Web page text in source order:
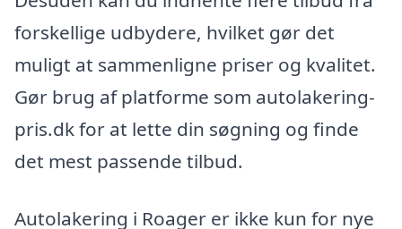
forskellige udbydere, hvilket gør det
muligt at sammenligne priser og kvalitet.
Gør brug af platforme som autolakering-
pris.dk for at lette din søgning og finde
det mest passende tilbud.
Autolakering i Roager er ikke kun for nye